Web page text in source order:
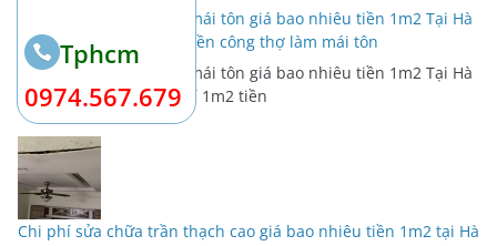
Báo giá nhân công lợp mái tôn giá bao nhiêu tiền 1m2 Tại Hà
Nội 2027, Chi phí 1m2 tiền công thợ làm mái tôn
Báo giá nhân công lợp mái tôn giá bao nhiêu tiền 1m2 Tại Hà
Nội 2026 – 2027, Chi phí 1m2 tiền
Chi phí sửa chữa trần thạch cao giá bao nhiêu tiền 1m2 tại Hà
Tphcm
0974.567.679